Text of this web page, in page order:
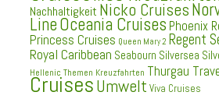
Nachhaltigkeit Nicko Cruises
LineOceania Cruises Phoenix
Princess Cruises Queen Mary 2 Regent
Royal Caribbean Seabourn Silversea
Hellenic Themen Kreuzfahrten Thurgau
CruisesUmwelt Viva Cruises